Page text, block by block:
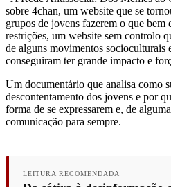
sobre 4chan, um website que se
grupos de jovens fazerem o que bem
restrições, um website sem controlo
de alguns movimentos socioculturais
conseguiram ter grande impacto e
Um documentário que analisa como
descontentamento dos jovens e por
forma de se expressarem e, de
comunicação para sempre.
LEITURA RECOMENDADA